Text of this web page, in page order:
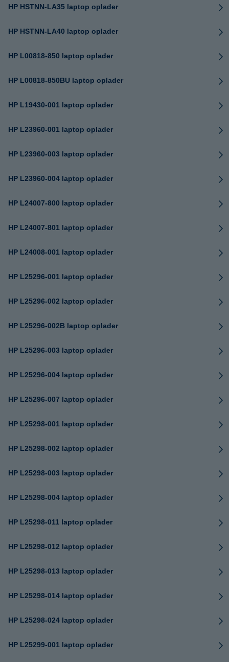
HP HSTNN-LA35 laptop oplader
HP HSTNN-LA40 laptop oplader
HP L00818-850 laptop oplader
HP L00818-850BU laptop oplader
HP L19430-001 laptop oplader
HP L23960-001 laptop oplader
HP L23960-003 laptop oplader
HP L23960-004 laptop oplader
HP L24007-800 laptop oplader
HP L24007-801 laptop oplader
HP L24008-001 laptop oplader
HP L25296-001 laptop oplader
HP L25296-002 laptop oplader
HP L25296-002B laptop oplader
HP L25296-003 laptop oplader
HP L25296-004 laptop oplader
HP L25296-007 laptop oplader
HP L25298-001 laptop oplader
HP L25298-002 laptop oplader
HP L25298-003 laptop oplader
HP L25298-004 laptop oplader
HP L25298-011 laptop oplader
HP L25298-012 laptop oplader
HP L25298-013 laptop oplader
HP L25298-014 laptop oplader
HP L25298-024 laptop oplader
HP L25299-001 laptop oplader